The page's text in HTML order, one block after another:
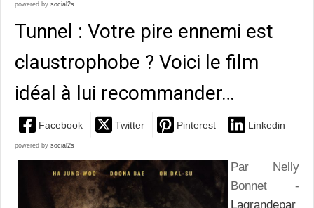
powered by social2s
Tunnel : Votre pire ennemi est
claustrophobe ? Voici le film
idéal à lui recommander…
Facebook Twitter Pinterest Linkedin
powered by social2s
Par Nelly
Bonnet -
Lagrandepar